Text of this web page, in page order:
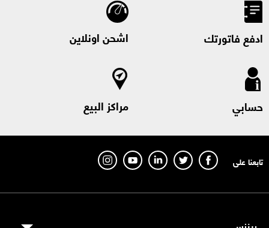
ادفع فاتورتك اشحن اونلاين
حسابي مراكز البيع
تابعنا على